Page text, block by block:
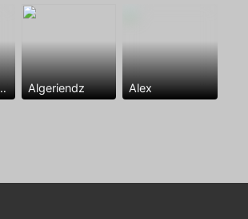
mecs Algeriendz Alex